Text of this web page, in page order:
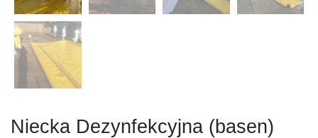
Niecka Dezynfekcyjna (basen)